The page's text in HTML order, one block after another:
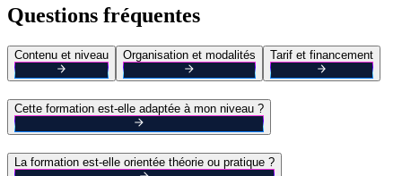
Questions fréquentes
Contenu et niveau Organisation et modalités Tarif et financement
Cette formation est-elle adaptée à mon niveau ?
La formation est-elle orientée théorie ou pratique ?